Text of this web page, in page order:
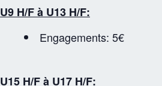
U9 H/F à U13 H/F:
Engagements: 5€
U15 H/F à U17 H/F: